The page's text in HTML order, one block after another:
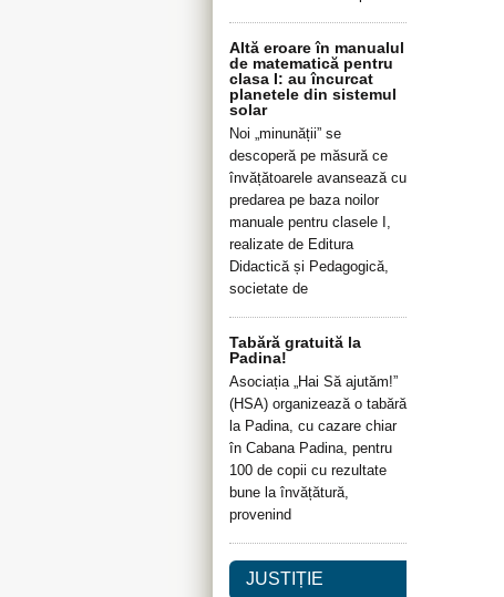
Altă eroare în manualul
de matematică pentru
clasa I: au încurcat
planetele din sistemul
solar
Noi „minunății” se
descoperă pe măsură ce
învățătoarele avansează cu
predarea pe baza noilor
manuale pentru clasele I,
realizate de Editura
Didactică și Pedagogică,
societate de
Tabără gratuită la
Padina!
Asociația „Hai Să ajutăm!”
(HSA) organizează o tabără
la Padina, cu cazare chiar
în Cabana Padina, pentru
100 de copii cu rezultate
bune la învățătură,
provenind
JUSTIȚIE